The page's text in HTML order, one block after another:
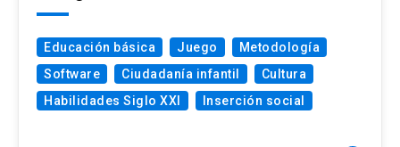
Educación básica Juego
Metodología
Software
Ciudadanía infantil
Cultura
Habilidades Siglo XXI
Inserción social